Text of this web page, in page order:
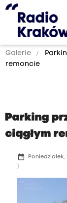
Galerie
remoncie
Parking
ciągłym
date_range Poniedziałek,
)